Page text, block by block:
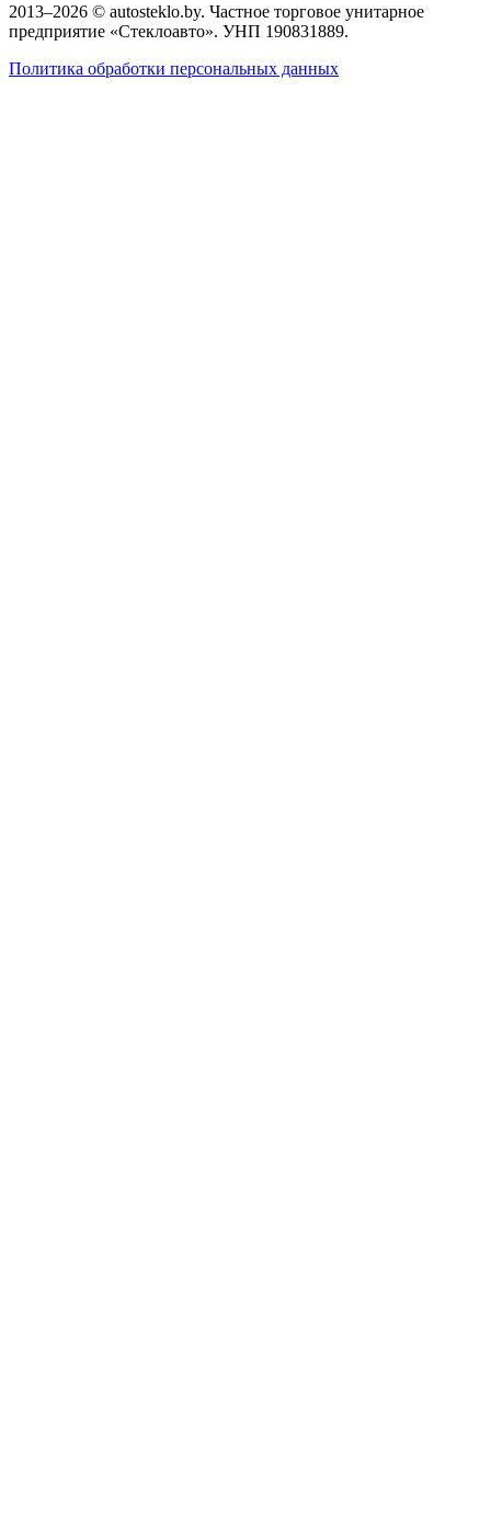
2013–2026 © autosteklo.by. Частное торговое унитарное
предприятие «Стеклоавто». УНП 190831889.
Политика обработки персональных данных